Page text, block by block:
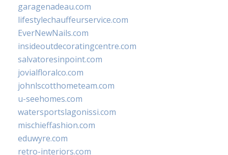
garagenadeau.com
lifestylechauffeurservice.com
EverNewNails.com
insideoutdecoratingcentre.com
salvatoresinpoint.com
jovialfloralco.com
johnlscotthometeam.com
u-seehomes.com
watersportslagonissi.com
mischieffashion.com
eduwyre.com
retro-interiors.com